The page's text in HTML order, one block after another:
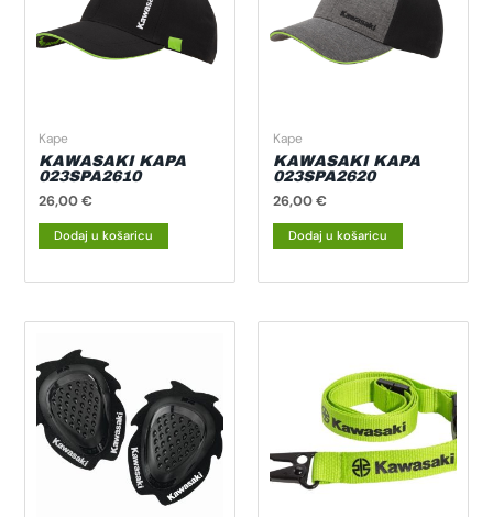
Kape
KAWASAKI KAPA
023SPA2610
26,00€
Dodaj u košaricu
Kape
KAWASAKI KAPA
023SPA2620
26,00€
Dodaj u košaricu